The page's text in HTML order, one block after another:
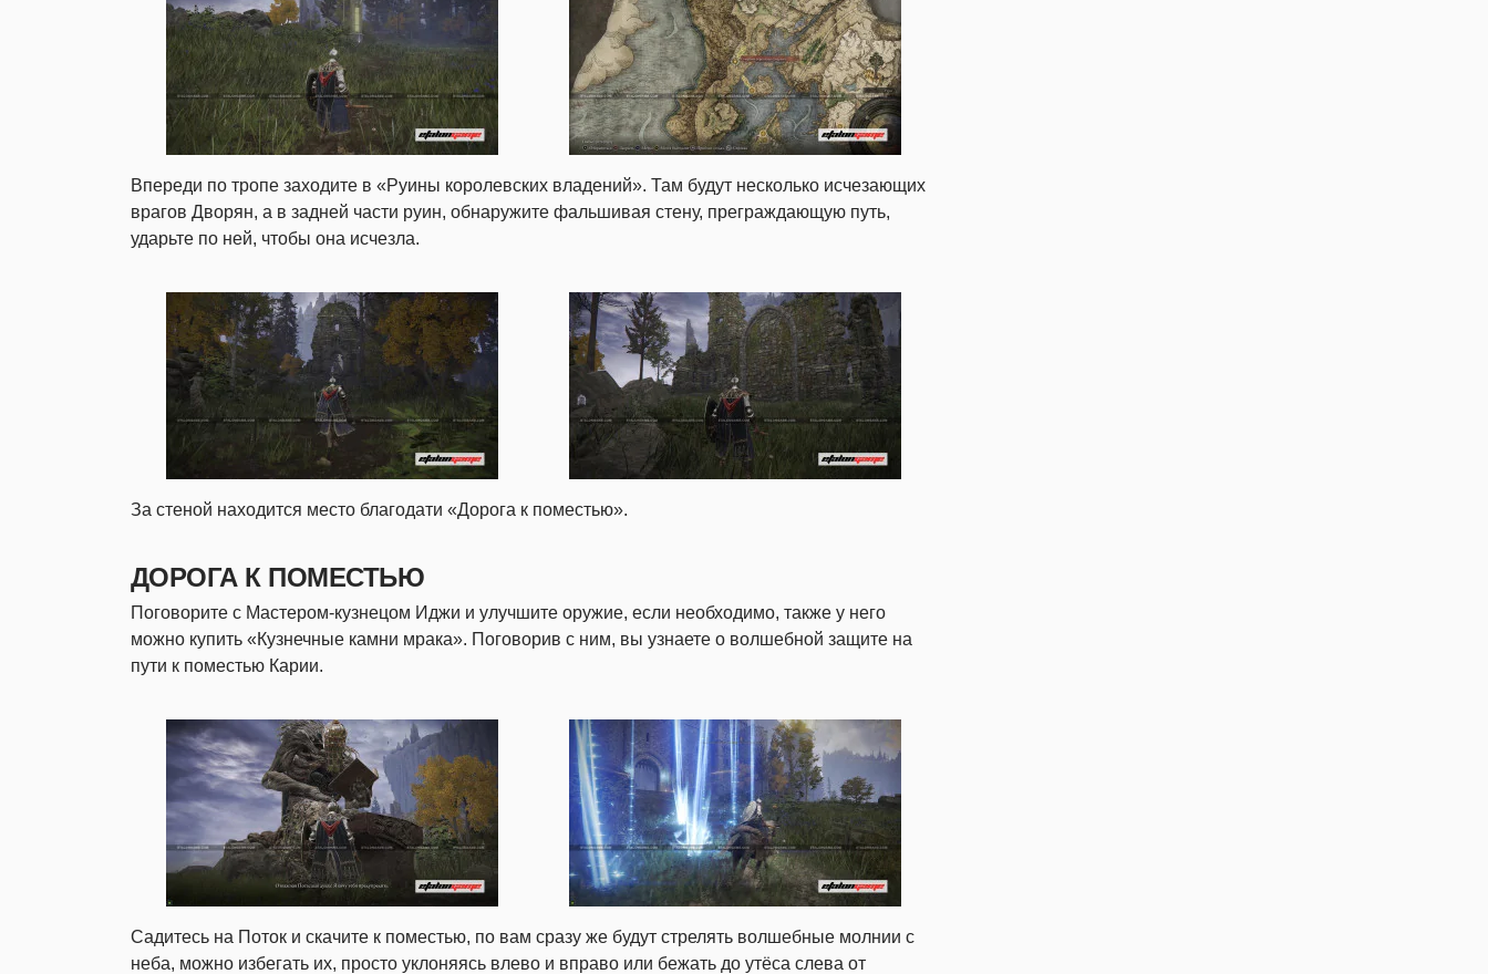
Впереди по тропе заходите в «Руины королевских владений». Там будут несколько исчезающих
врагов Дворян, а в задней части руин, обнаружите фальшивая стену, преграждающую путь,
ударьте по ней, чтобы она исчезла.
За стеной находится место благодати «Дорога к поместью».
ДОРОГА К ПОМЕСТЬЮ
Поговорите с Мастером-кузнецом Иджи и улучшите оружие, если необходимо, также у него
можно купить «Кузнечные камни мрака». Поговорив с ним, вы узнаете о волшебной защите на
пути к поместью Карии.
Садитесь на Поток и скачите к поместью, по вам сразу же будут стрелять волшебные молнии с
неба, можно избегать их, просто уклоняясь влево и вправо или бежать до утёса слева от